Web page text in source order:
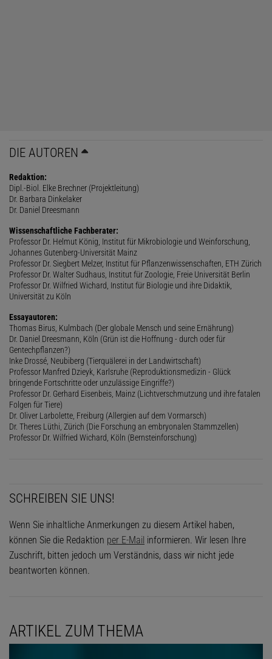
DIE AUTOREN
Redaktion:
Dipl.-Biol. Elke Brechner (Projektleitung)
Dr. Barbara Dinkelaker
Dr. Daniel Dreesmann
Wissenschaftliche Fachberater:
Professor Dr. Helmut König, Institut für Mikrobiologie und Weinforschung,
Johannes Gutenberg-Universität Mainz
Professor Dr. Siegbert Melzer, Institut für Pflanzenwissenschaften, ETH Zürich
Professor Dr. Walter Sudhaus, Institut für Zoologie, Freie Universität Berlin
Professor Dr. Wilfried Wichard, Institut für Biologie und ihre Didaktik,
Universität zu Köln
Essayautoren:
Thomas Birus, Kulmbach (Der globale Mensch und seine Ernährung)
Dr. Daniel Dreesmann, Köln (Grün ist die Hoffnung - durch oder für
Gentechpflanzen?)
Inke Drossé, Neubiberg (Tierquälerei in der Landwirtschaft)
Professor Manfred Dzieyk, Karlsruhe (Reproduktionsmedizin - Glück
bringende Fortschritte oder unzulässige Eingriffe?)
Professor Dr. Gerhard Eisenbeis, Mainz (Lichtverschmutzung und ihre fatalen
Folgen für Tiere)
Dr. Oliver Larbolette, Freiburg (Allergien auf dem Vormarsch)
Dr. Theres Lüthi, Zürich (Die Forschung an embryonalen Stammzellen)
Professor Dr. Wilfried Wichard, Köln (Bernsteinforschung)
SCHREIBEN SIE UNS!
Wenn Sie inhaltliche Anmerkungen zu diesem Artikel haben,
können Sie die Redaktion per E-Mail informieren. Wir lesen Ihre
Zuschrift, bitten jedoch um Verständnis, dass wir nicht jede
beantworten können.
ARTIKEL ZUM THEMA